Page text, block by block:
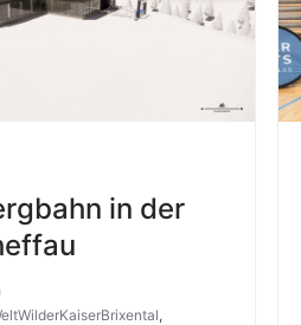
in der
,